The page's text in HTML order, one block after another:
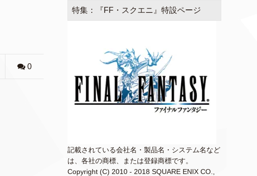
0
特集：『FF・スクエニ』特設ページ
記載されている会社名・製品名・システム名など
は、各社の商標、または登録商標です。
Copyright (C) 2010 - 2018 SQUARE ENIX CO.,